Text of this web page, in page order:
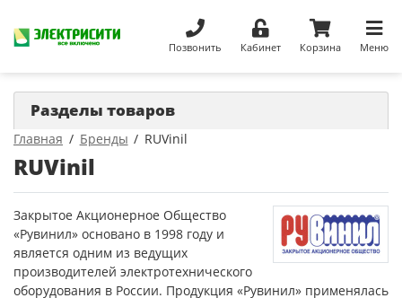
Позвонить Кабинет Корзина Меню
Главная Бренды RUVinil
RUVinil
Закрытое Акционерное Общество
«Рувинил» основано в 1998 году и
является одним из ведущих
производителей электротехнического
оборудования в России. Продукция «Рувинил» применялась
Разделы товаров